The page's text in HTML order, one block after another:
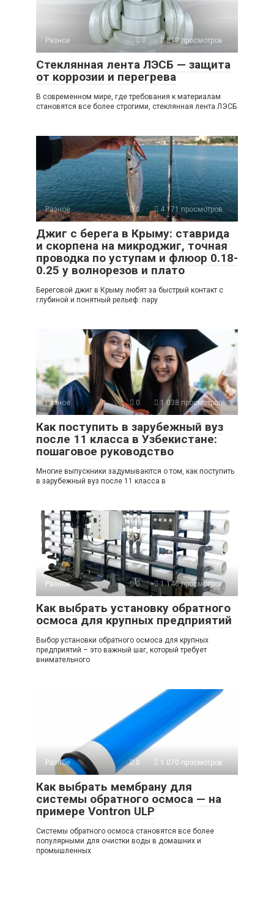
Разное 0 812 просмотров
Стеклянная лента ЛЭСБ — защита
от коррозии и перегрева
В современном мире, где требования к материалам
становятся все более строгими, стеклянная лента ЛЭСБ
Разное 0 4 171 просмотров
Джиг с берега в Крыму: ставрида
и скорпена на микроджиг, точная
проводка по уступам и флюор 0.18-
0.25 у волнорезов и плато
Береговой джиг в Крыму любят за быстрый контакт с
глубиной и понятный рельеф: пару
Разное 0 1 038 просмотров
Как поступить в зарубежный вуз
после 11 класса в Узбекистане:
пошаговое руководство
Многие выпускники задумываются о том, как поступить
в зарубежный вуз после 11 класса в
Разное 0 1 146 просмотров
Как выбрать установку обратного
осмоса для крупных предприятий
Выбор установки обратного осмоса для крупных
предприятий – это важный шаг, который требует
внимательного
Разное 0 1 070 просмотров
Как выбрать мембрану для
системы обратного осмоса — на
примере Vontron ULP
Системы обратного осмоса становятся все более
популярными для очистки воды в домашних и
промышленных